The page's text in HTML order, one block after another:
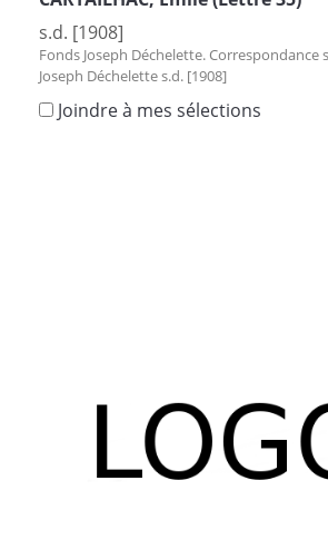
s.d. [1908]
Fonds Joseph Déchelette. Correspondance
Joseph Déchelette s.d. [1908]
Joindre à mes sélections